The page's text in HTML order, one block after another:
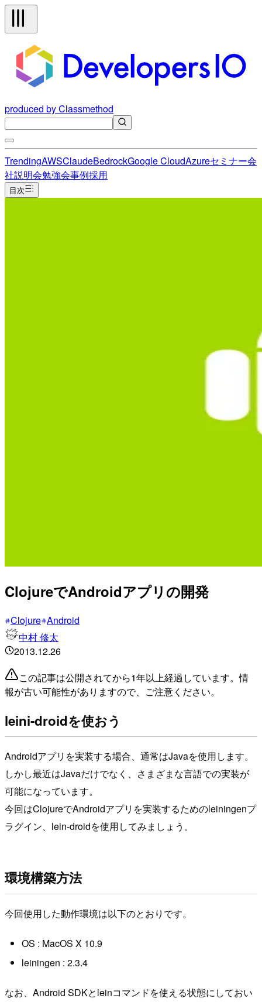
produced by Classmethod
TrendingAWSClaudeBedrockGoogle CloudAzureセミナー会
社説明会勉強会事例採用
目次
ClojureでAndroidアプリの開発
Clojure Android
中村 修太
2013.12.26
この記事は公開されてから1年以上経過しています。情
報が古い可能性がありますので、ご注意ください。
leini-droidを使おう
Androidアプリを実装する場合、通常はJavaを使用します。
しかし最近はJavaだけでなく、さまざまな言語での実装が
可能になっています。
今回はClojureでAndroidアプリを実装するためのleiningenプ
ラグイン、lein-droidを使用してみましょう。
環境構築方法
今回使用した動作環境は以下のとおりです。
OS : MacOS X 10.9
leiningen : 2.3.4
なお、Android SDKとleinコマンドを使える状態にしておい